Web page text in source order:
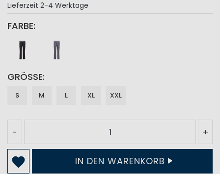
Lieferzeit 2-4 Werktage
FARBE
GRÖSSE
S M L XL XXL
- +
IN DEN WARENKORB